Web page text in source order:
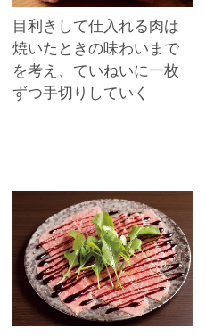
目利きして仕入れる肉は
焼いたときの味わいまで
を考え、ていねいに一枚
ずつ手切りしていく